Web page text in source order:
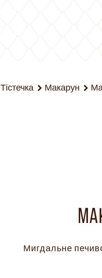
Тістечка Макарун
Мигдальне